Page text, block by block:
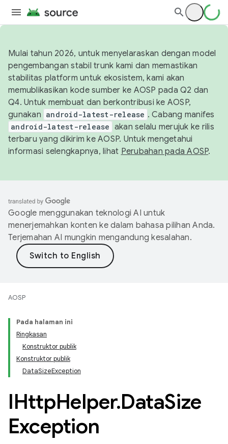
Mulai tahun 2026, untuk menyelaraskan dengan model
pengembangan stabil trunk kami dan memastikan
stabilitas platform untuk ekosistem, kami akan
memublikasikan kode sumber ke AOSP pada Q2 dan
Q4. Untuk membuat dan berkontribusi ke AOSP,
gunakan android-latest-release . Cabang manifes
android-latest-release akan selalu merujuk ke rilis
terbaru yang dikirim ke AOSP. Untuk mengetahui
informasi selengkapnya, lihat Perubahan pada AOSP.
Google menggunakan teknologi AI untuk
menerjemahkan konten ke dalam bahasa pilihan Anda.
Terjemahan AI mungkin mengandung kesalahan.
AOSP
Pada halaman ini
Ringkasan
Konstruktor publik
Konstruktor publik
DataSizeException
IHttpHelper.DataSize
Exception